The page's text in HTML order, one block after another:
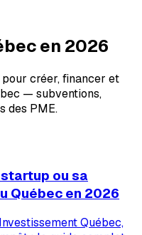
en 2026
créer, financer et
— subventions,
des PME.
ou sa
Québec en 2026
Québec,